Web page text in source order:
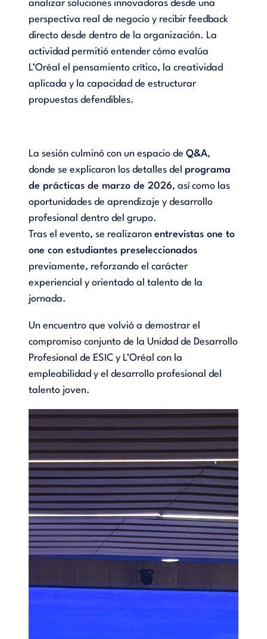
analizar soluciones innovadoras desde una
perspectiva real de negocio y recibir feedback
directo desde dentro de la organización. La
actividad permitió entender cómo evalúa
L’Oréal el pensamiento crítico, la creatividad
aplicada y la capacidad de estructurar
propuestas defendibles.
La sesión culminó con un espacio de Q&A,
donde se explicaron los detalles del programa
de prácticas de marzo de 2026, así como las
oportunidades de aprendizaje y desarrollo
profesional dentro del grupo.
Tras el evento, se realizaron entrevistas one to
one con estudiantes preseleccionados
previamente, reforzando el carácter
experiencial y orientado al talento de la
jornada.
Un encuentro que volvió a demostrar el
compromiso conjunto de la Unidad de Desarrollo
Profesional de ESIC y L’Oréal con la
empleabilidad y el desarrollo profesional del
talento joven.